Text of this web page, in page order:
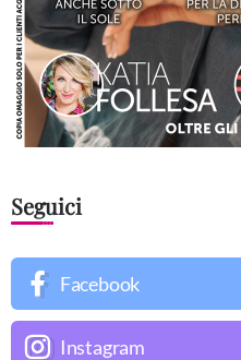
Seguici
Facebook
Instagram